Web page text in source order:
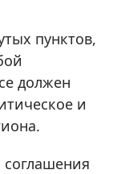
пунктов,
должен
и